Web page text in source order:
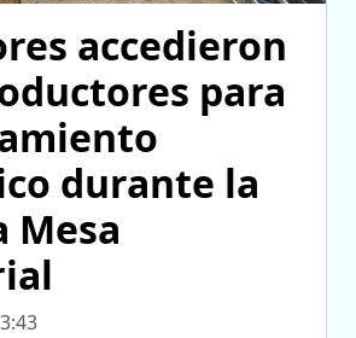
accedieron
para
durante la
Mesa